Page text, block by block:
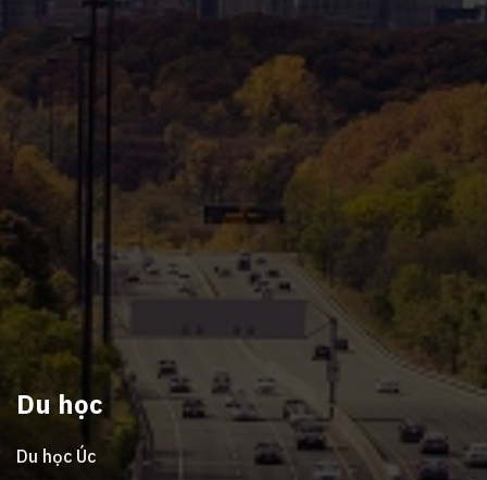
Du học
Du học Úc